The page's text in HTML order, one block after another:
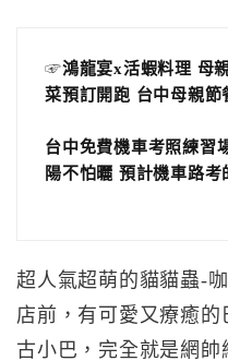
☞鴻龍宴x活蝦料理 母
菜預訂開跑 台中母親節
台中免費機車考照練習
陽不怕曬 預計機車路考
超人氣超萌的貓貓蟲-
店前，有可愛又療癒
古小巴，完全就是網帥